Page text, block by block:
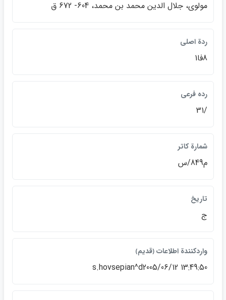
مولوي، جلال الدين محمد بن محمد، 604- 672 ق
ردة اصلي
8فا1
رده فرعي
/31
شمارة كاتر
م849/س
تاريخ
ج
واردكنندة اطلاعات ﴿قديم﴾
s.hovsepian^d2005/06/12 13:49:50